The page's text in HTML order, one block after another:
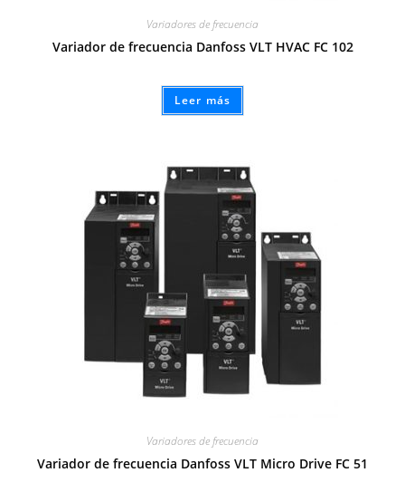
Variadores de frecuencia
Variador de frecuencia Danfoss VLT HVAC FC 102
Leer más
Variadores de frecuencia
Variador de frecuencia Danfoss VLT Micro Drive FC 51